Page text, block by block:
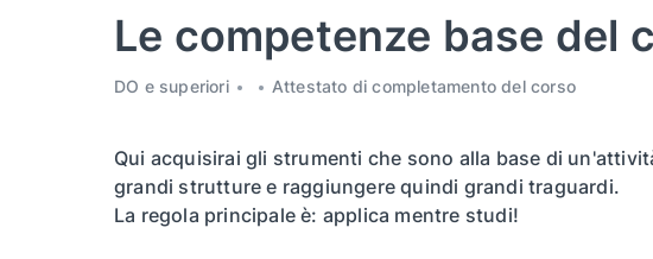
Le competenze base del
DO e superiori Attestato di completamento del corso
Qui acquisirai gli strumenti che sono alla base di
grandi strutture e raggiungere quindi grandi traguardi.
La regola principale è: applica mentre studi!